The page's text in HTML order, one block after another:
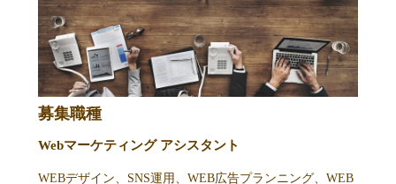
募集職種
Webマーケティング アシスタント
WEBデザイン、SNS運用、WEB広告プランニング、WEB